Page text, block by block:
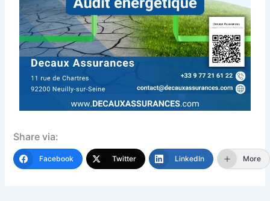
Share via:
Facebook Twitter LinkedIn More